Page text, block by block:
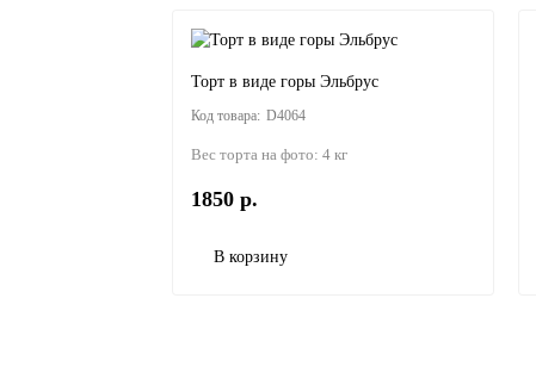
Торт в виде горы Эльбрус
D4064
Вес торта на фото: 4 кг
1850 р.
В корзину